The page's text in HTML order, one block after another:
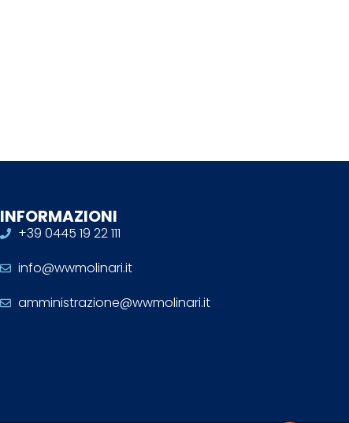
INFORMAZIONI
+39 0445 19 22 111
info@wwmolinari.it
amministrazione@wwmolinari.it